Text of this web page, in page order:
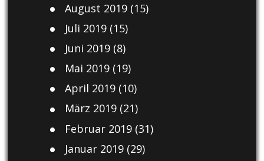
August 2019(15)
Juli 2019(15)
Juni 2019(8)
Mai 2019(19)
April 2019(10)
März 2019(21)
Februar 2019(31)
Januar 2019(29)